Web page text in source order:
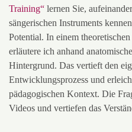
Training“ lernen Sie,
sängerischen Instruments
Potential. In einem
erläutere ich anhand
Hintergrund. Das vertieft den
Entwicklungsprozess und
pädagogischen Kontext. Die
Videos und vertiefen das